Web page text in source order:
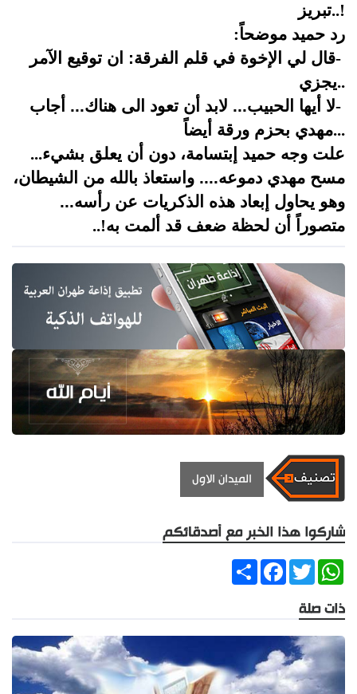
تبريز..!
رد حميد موضحاً:
-قال لي الإخوة في قلم الفرقة: ان توقيع الآمر
يجزي..
-لا أيها الحبيب... لابد أن تعود الى هناك... أجاب
مهدي بحزم ورقة أيضاً...
علت وجه حميد إبتسامة، دون أن يعلق بشيء...
مسح مهدي دموعه.... واستعاذ بالله من الشيطان،
وهو يحاول إبعاد هذه الذكريات عن رأسه...
متصوراً أن لحظة ضعف قد ألمت به..!
الميدان الاول
شاركوا هذا الخبر مع أصدقائكم
ShareFacebookTwitter
WhatsApp
ذات صلة